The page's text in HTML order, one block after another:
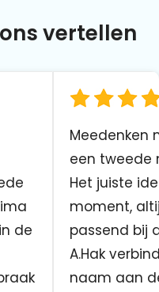
vertellen
de
Meedenken
een tweede
Het juiste
moment,
passend bij
A.Hak
naam aan